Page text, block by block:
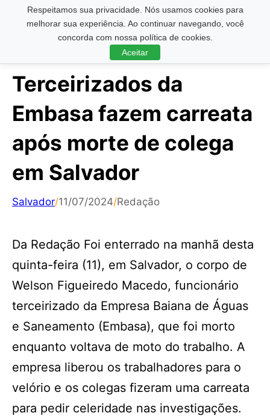
Respeitamos sua privacidade. Nós usamos cookies para
melhorar sua experiência. Ao continuar navegando, você
concorda com nossa política de cookies.
Aceitar
Pesquisar ...
Terceirizados da
Embasa fazem carreata
após morte de colega
em Salvador
Salvador/11/07/2024/Redação
Da Redação Foi enterrado na manhã desta
quinta-feira (11), em Salvador, o corpo de
Welson Figueiredo Macedo, funcionário
terceirizado da Empresa Baiana de Águas
e Saneamento (Embasa), que foi morto
enquanto voltava de moto do trabalho. A
empresa liberou os trabalhadores para o
velório e os colegas fizeram uma carreata
para pedir celeridade nas investigações.